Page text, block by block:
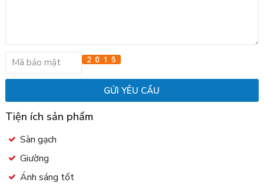
Tiện ích sản phẩm
Sàn gạch
Giường
Ánh sáng tốt